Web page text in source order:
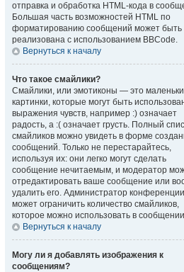
отправка и обработка HTML-кода в
Большая часть возможностей HTML по
форматированию сообщений может быть
реализована с использованием BBCode.
Вернуться к началу
Что такое смайлики?
Смайлики, или эмотиконы — это
картинки, которые могут быть
выражения чувств, например :) означает
радость, а :( означает грусть. Полный
смайликов можно увидеть в форме
сообщений. Только не перестарайтесь,
используя их: они легко могут сделать
сообщение нечитаемым, и модератор
отредактировать ваше сообщение или
удалить его. Администратор
может ограничить количество смайликов,
которое можно использовать в
Вернуться к началу
Могу ли я добавлять изображения к
сообщениям?